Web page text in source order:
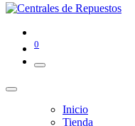
0
Inicio
Tienda